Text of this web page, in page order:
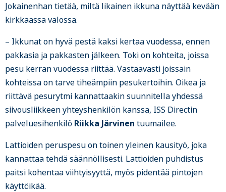
Jokainenhan tietää, miltä likainen ikkuna näyttää kevään
kirkkaassa valossa.
– Ikkunat on hyvä pestä kaksi kertaa vuodessa, ennen
pakkasia ja pakkasten jälkeen. Toki on kohteita, joissa
pesu kerran vuodessa riittää. Vastaavasti joissain
kohteissa on tarve tiheämpiin pesukertoihin. Oikea ja
riittävä pesurytmi kannattaakin suunnitella yhdessä
siivousliikkeen yhteyshenkilön kanssa, ISS Directin
palveluesihenkilö Riikka Järvinen tuumailee.
Lattioiden peruspesu on toinen yleinen kausityö, joka
kannattaa tehdä säännöllisesti. Lattioiden puhdistus
paitsi kohentaa viihtyisyyttä, myös pidentää pintojen
käyttöikää.